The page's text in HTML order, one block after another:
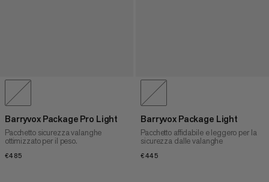
Barryvox Package Pro Light
Pacchetto sicurezza valanghe
ottimizzato per il peso.
€485
Barryvox Package Light
Pacchetto affidabile e leggero per la
sicurezza dalle valanghe
€445